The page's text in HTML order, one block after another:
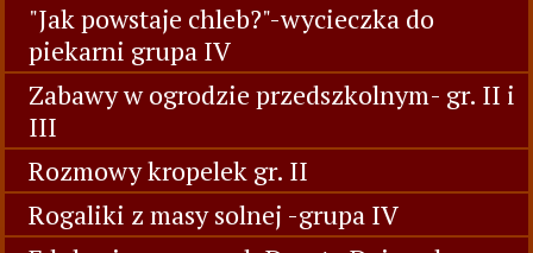
"Jak powstaje chleb?"-wycieczka do
piekarni grupa IV
Zabawy w ogrodzie przedszkolnym- gr. II i
III
Rozmowy kropelek gr. II
Rogaliki z masy solnej -grupa IV